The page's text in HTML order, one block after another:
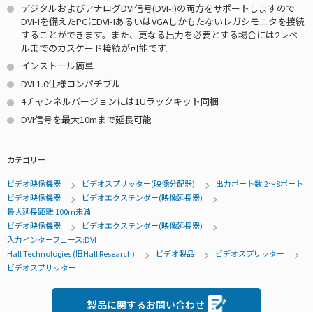
デジタルおよびアナログDVI信号(DVI-I)の両方をサポートしますので
DVI-Iを備えたPCにDVI-IあるいはVGAしかもたないレガシモニタを接続
することができます。また、更なる出力を必要とする場合には2レベ
ルまでのカスケード接続が可能です。
インストール簡単
DVI 1.0仕様コンパチブル
4チャンネルバージョンには1Uラックキット同梱
DVI信号を最大10mまで延長可能
カテゴリー
ビデオ映像機器 ビデオスプリッター(映像分配器)
出力ポート数:2～8ポート
ビデオ映像機器
ビデオエクステンダー(映像延長器)
最大延長距離:100m未満
ビデオ映像機器
ビデオエクステンダー(映像延長器)
入力インターフェース:DVI
Hall Technologies (旧Hall Research)
ビデオ製品
ビデオスプリッター
ビデオスプリッター
製品に関するお問い合わせ